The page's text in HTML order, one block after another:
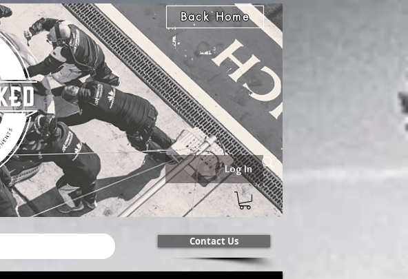
Back Home
Log In
Contact Us